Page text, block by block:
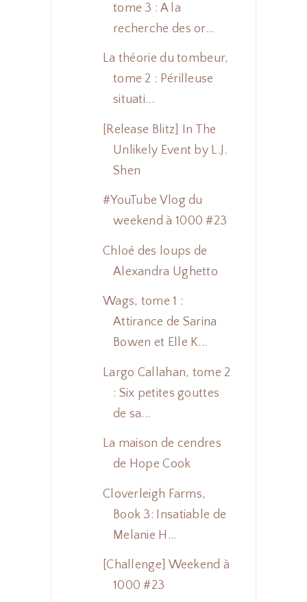
tome 3 : A la
recherche des or...
La théorie du tombeur,
tome 2 : Périlleuse
situati...
[Release Blitz] In The
Unlikely Event by L.J.
Shen
#YouTube Vlog du
weekend à 1000 #23
Chloé des loups de
Alexandra Ughetto
Wags, tome 1 :
Attirance de Sarina
Bowen et Elle K...
Largo Callahan, tome 2
: Six petites gouttes
de sa...
La maison de cendres
de Hope Cook
Cloverleigh Farms,
Book 3: Insatiable de
Melanie H...
[Challenge] Weekend à
1000 #23